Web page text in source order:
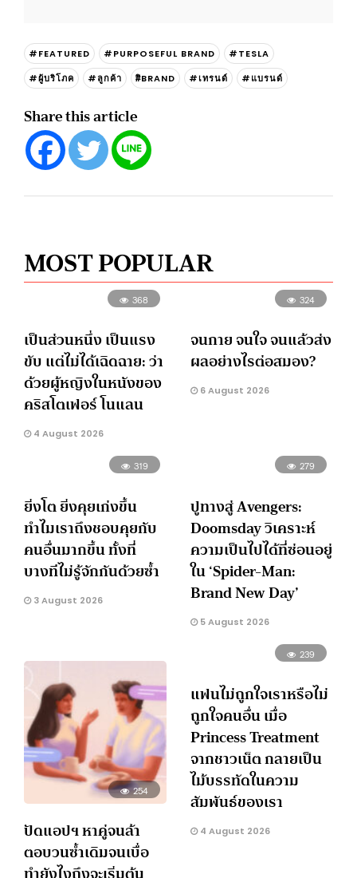
#FEATURED #PURPOSEFUL BRAND
#TESLA
#ผู้บริโภค
#ลูกค้า #ิBRAND #เทรนด์ #แบรนด์
Share this article
MOST POPULAR
368
เป็นส่วนหนึ่ง เป็นแรง
ขับ แต่ไม่ได้เฉิดฉาย: ว่า
ด้วยผู้หญิงในหนังของ
คริสโตเฟอร์ โนแลน
4 August 2026
324
จนกาย จนใจ จนแล้วส่ง
ผลอย่างไรต่อสมอง?
6 August 2026
319
ยิ่งโต ยิ่งคุยเก่งขึ้น
ทำไมเราถึงชอบคุยกับ
คนอื่นมากขึ้น ทั้งที่
บางทีไม่รู้จักกันด้วยซ้ำ
3 August 2026
279
ปูทางสู่ Avengers:
Doomsday วิเคราะห์
ความเป็นไปได้ที่ซ่อนอยู่
ใน ‘Spider-Man:
Brand New Day’
5 August 2026
254
ปัดแอปฯ หาคู่จนล้า
ตอบวนซ้ำเดิมจนเบื่อ
239
แฟนไม่ถูกใจเราหรือไม่
ถูกใจคนอื่น เมื่อ
Princess Treatment
จากชาวเน็ต กลายเป็น
ไม้บรรทัดในความ
สัมพันธ์ของเรา
4 August 2026